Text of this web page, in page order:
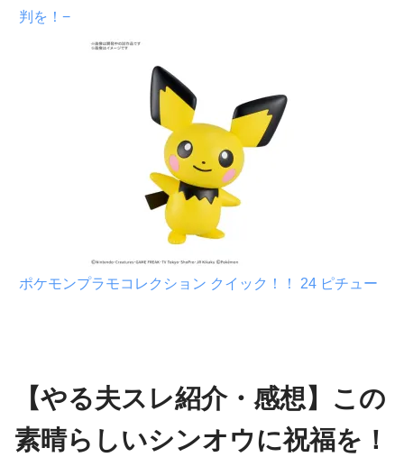
判を！−
ポケモンプラモコレクション クイック！！ 24 ピチュー
【やる夫スレ紹介・感想】この
素晴らしいシンオウに祝福を！